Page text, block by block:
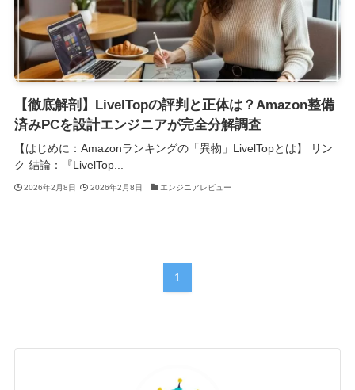
【徹底解剖】LivelTopの評判と正体は？Amazon整備
済みPCを設計エンジニアが完全分解調査
【はじめに：Amazonランキングの「異物」LivelTopとは】 リン
ク 結論：『LivelTop...
2026年2月8日 2026年2月8日 エンジニアレビュー
1